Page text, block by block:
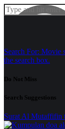
Search For: Movie
the search box.
Do Not Miss
Search Suggestions
Surat Al Mutaffifin